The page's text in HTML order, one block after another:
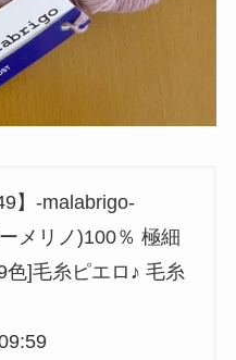
】-malabrigo-
メリノ)100％ 極細
]毛糸ピエロ♪ 毛糸